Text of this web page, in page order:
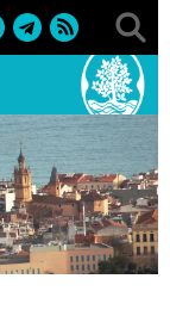
> 2017 > Mes